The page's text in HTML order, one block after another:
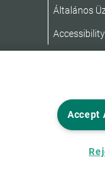
Általános
Accept